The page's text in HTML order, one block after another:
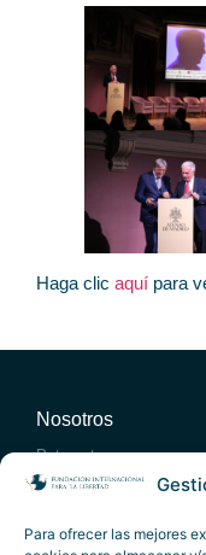
Para ofrecer las mejores
Haga clic aquí para
Nosotros
Patronato
Consejo académico
Consejo Empresario
Actividades